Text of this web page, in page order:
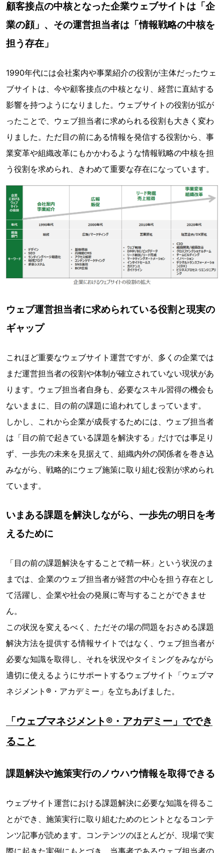
顧客接点の中核となった企業ウェブサイトは「企
業の顔」、その運営担当者は「情報戦略の中核を
担う存在」
1990年代には会社案内や事業紹介の役割が主体だったウェ
ブサイトは、今や顧客接点の中核となり、経営に直結する
影響を持つようになりました。ウェブサイトの役割が拡が
ったことで、ウェブ担当者に求められる役割も大きく変わ
りました。ただ目の前にある情報を発信する役割から、事
業変革や組織改革にもかかわるような情報戦略の中核を担
う役割を求められ、きわめて重要な存在になっています。
ウェブ運営担当者に求められている役割と現実の
ギャップ
これほど重要なウェブサイト運営ですが、多くの企業では
まだ運営担当者の役割や体制が確立されていない現状があ
ります。ウェブ担当者自身も、必要なスキル習得の機会も
ないままに、目の前の課題に追われてしまっています。
しかし、これから企業が成長するためには、ウェブ担当者
は「目の前で起きている課題を解決する」だけでは事足り
ず、一歩先の未来を見据えて、組織内外の関係者を巻き込
みながら、戦略的にウェブ施策に取り組む役割が求められ
ています。
いまある課題を解決しながら、一歩先の明日を考
えるために
「目の前の課題解決をすることで精一杯」という状況のま
までは、企業のウェブ担当者が経営の中心を担う存在とし
て活躍し、企業や社会の発展に寄与することができませ
ん。
この状況を変えるべく、ただその場の問題をおさめる課題
解決方法を提供する情報サイトではなく、ウェブ担当者が
必要な知識を取得し、それを状況やタイミングをみながら
適切に使えるようにサポートするウェブサイト「ウェブマ
ネジメント®・アカデミー」を立ちあげました。
「ウェブマネジメント®・アカデミー」ででき
ること
課題解決や施策実行のノウハウ情報を取得できる
ウェブサイト運営における課題解決に必要な知識を得るこ
とができ、施策実行に取り組むためのヒントとなるコンテ
ンツ記事が読めます。コンテンツのほとんどが、現場で実